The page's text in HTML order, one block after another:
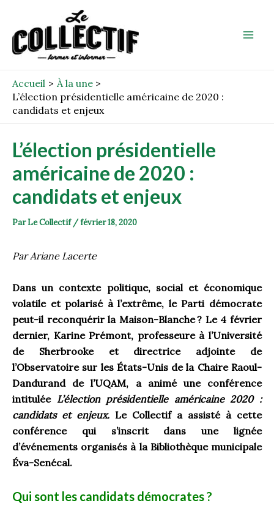
contenu
Accueil
À la une
L’élection présidentielle américaine de 2020 :
candidats et enjeux
L’élection présidentielle
américaine de 2020 :
candidats et enjeux
ParLe Collectif /février 18, 2020
Par Ariane Lacerte
Dans un contexte politique, social et économique
volatile et polarisé à l’extrême, le Parti démocrate
peut-il reconquérir la Maison-Blanche? Le 4 février
dernier, Karine Prémont, professeure à l’Université
de Sherbrooke et directrice adjointe de
l’Observatoire sur les États-Unis de la Chaire Raoul-
Dandurand de l’UQAM, a animé une conférence
intitulée L’élection présidentielle américaine 2020 :
candidats et enjeux. Le Collectif a assisté à cette
conférence qui s’inscrit dans une lignée
d’événements organisés à la Bibliothèque municipale
Éva-Senécal.
Qui sont les candidats démocrates?
navigation